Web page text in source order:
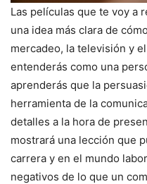
Las películas que te voy a
una idea más clara de
mercadeo, la televisión y
entenderás como una
aprenderás que la
herramienta de la
detalles a la hora de
mostrará una lección que
carrera y en el mundo
negativos de lo que un